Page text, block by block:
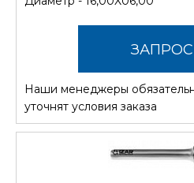
Наши менеджеры
уточнят условия заказа